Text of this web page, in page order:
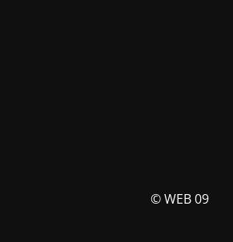
© WEB 09